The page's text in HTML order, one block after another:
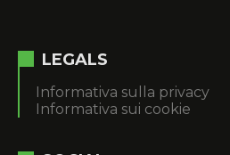
LEGALS
Informativa sulla privacy
Informativa sui cookie